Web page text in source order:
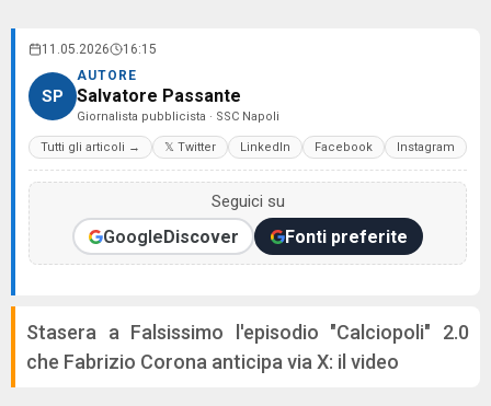
11.05.2026 16:15
SP
AUTORE
Salvatore Passante
Giornalista pubblicista · SSC Napoli
Tutti gli articoli → 𝕏 Twitter LinkedIn Facebook Instagram
Seguici su
GoogleDiscover Fonti preferite
Stasera a Falsissimo l'episodio "Calciopoli" 2.0
che Fabrizio Corona anticipa via X: il video